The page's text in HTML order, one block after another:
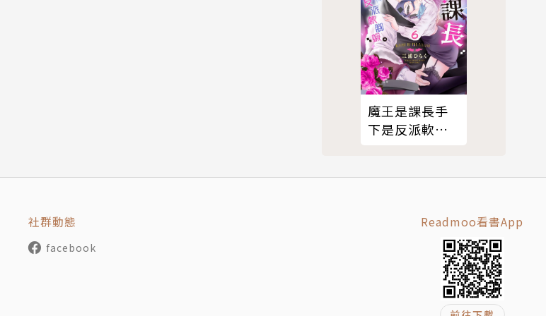
魔王是課長手
下是反派軟腳
社群動態
facebook
Readmoo看書App